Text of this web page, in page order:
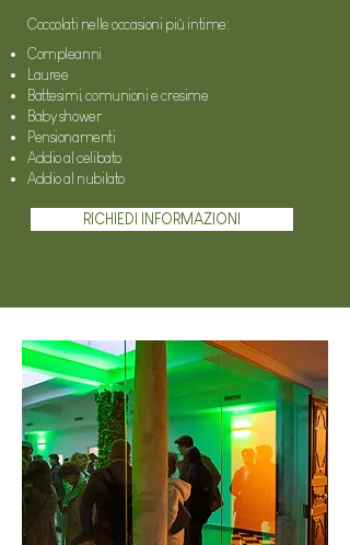
Coccolati nelle occasioni più intime:
Compleanni
Lauree
Battesimi, comunioni e cresime
Baby shower
Pensionamenti
Addio al celibato
Addio al nubilato
RICHIEDI INFORMAZIONI